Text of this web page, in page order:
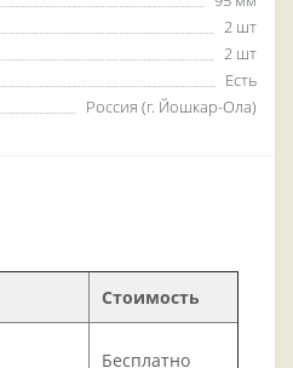
2 шт
2 шт
Есть
Россия (г. Йошкар-Ола)
Стоимость
Бесплатно